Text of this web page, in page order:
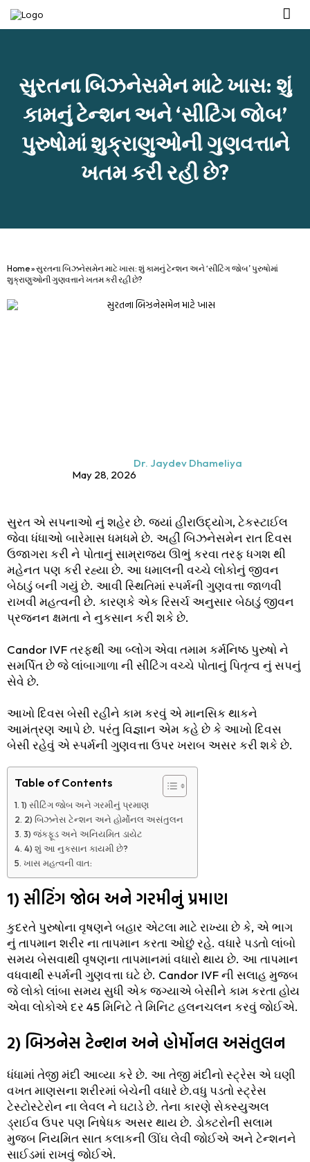
સુરતના બિઝનેસમેન માટે ખાસ: શું
કામનું ટેન્શન અને ‘સીટિંગ જોબ’
પુરુષોમાં શુક્રાણુઓની ગુણવત્તાને
ખતમ કરી રહી છે?
Home»સુરતના બિઝનેસમેન માટે ખાસ: શું કામનું ટેન્શન અને ‘સીટિંગ જોબ’ પુરુષોમાં
શુક્રાણુઓની ગુણવત્તાને ખતમ કરી રહી છે?
Dr. Jaydev Dhameliya
May 28, 2026
સુરત એ સપનાઓ નું શહેર છે. જ્યાં હીરાઉદ્યોગ, ટેકસ્ટાઈલ
જેવા ધંધાઓ બારેમાસ ધમધમે છે. અહીં બિઝનેસમેન રાત દિવસ
ઉજાગરા કરી ને પોતાનું સામ્રાજ્ય ઊભું કરવા તરફ ધગશ થી
મહેનત પણ કરી રહ્યા છે. આ ધમાલની વચ્ચે લોકોનું જીવન
બેઠાડું બની ગયું છે. આવી સ્થિતિમાં સ્પર્મની ગુણવત્તા જાળવી
રાખવી મહત્વની છે. કારણકે એક રિસર્ચ અનુસાર બેઠાડું જીવન
પ્રજનન ક્ષમતા ને નુકસાન કરી શકે છે.
Candor IVF તરફથી આ બ્લોગ એવા તમામ કર્મનિષ્ઠ પુરુષો ને
સમર્પિત છે જે લાંબાગાળા ની સીટિંગ વચ્ચે પોતાનું પિતૃત્વ નું સપનું
સેવે છે.
આખો દિવસ બેસી રહીને કામ કરવું એ માનસિક થાકને
આમંત્રણ આપે છે. પરંતુ વિજ્ઞાન એમ કહે છે કે આખો દિવસ
બેસી રહેવું એ સ્પર્મની ગુણવત્તા ઉપર ખરાબ અસર કરી શકે છે.
Table of Contents
1) સીટિંગ જોબ અને ગરમીનું પ્રમાણ
2) બિઝનેસ ટેન્શન અને હોર્મોનલ અસંતુલન
3) જંકફૂડ અને અનિયમિત ડાયેટ
4) શું આ નુકસાન કાયમી છે?
ખાસ મહત્વની વાત:
1) સીટિંગ જોબ અને ગરમીનું પ્રમાણ
કુદરતે પુરુષોના વૃષણને બહાર એટલા માટે રાખ્યા છે કે, એ ભાગ
નું તાપમાન શરીર ના તાપમાન કરતા ઓછું રહે. વધારે પડતો લાંબો
સમય બેસવાથી વૃષણના તાપમાનમાં વધારો થાય છે. આ તાપમાન
વધવાથી સ્પર્મની ગુણવત્તા ઘટે છે. Candor IVF ની સલાહ મુજબ
જે લોકો લાંબા સમય સુધી એક જગ્યાએ બેસીને કામ કરતા હોય
એવા લોકોએ દર 45 મિનિટે તે મિનિટ હલનચલન કરવું જોઈએ.
2) બિઝનેસ ટેન્શન અને હોર્મોનલ અસંતુલન
ધંધામાં તેજી મંદી આવ્યા કરે છે. આ તેજી મંદીનો સ્ટ્રેસ એ ઘણી
વખત માણસના શરીરમાં બેચેની વધારે છે.વધુ પડતો સ્ટ્રેસ
ટેસ્ટોસ્ટેરોન ના લેવલ ને ઘટાડે છે. તેના કારણે સેક્સ્યુઅલ
ડ્રાઈવ ઉપર પણ નિષેધક અસર થાય છે. ડોક્ટરોની સલામ
મુજબ નિયમિત સાત કલાકની ઊંઘ લેવી જોઈએ અને ટેન્શનને
સાઈડમાં રાખવું જોઈએ.